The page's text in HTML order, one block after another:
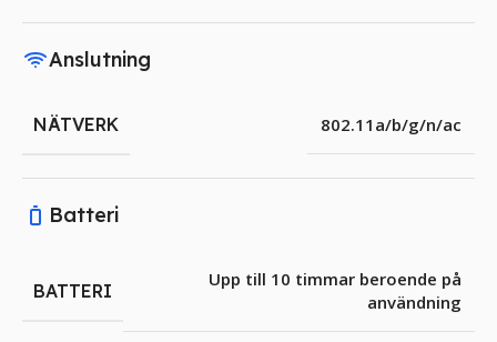
Anslutning
NÄTVERK 802.11a/b/g/n/ac
Batteri
BATTERI
Upp till 10 timmar beroende på
användning